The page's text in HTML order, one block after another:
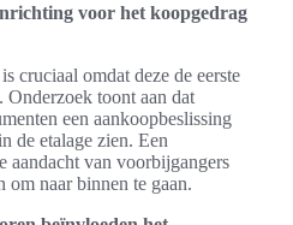
voor het koopgedrag
cruciaal omdat deze de eerste
toont aan dat
een aankoopbeslissing
de etalage zien. Een
aandacht van voorbijgangers
om naar binnen te gaan.